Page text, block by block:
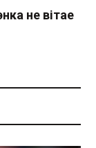
не вітае